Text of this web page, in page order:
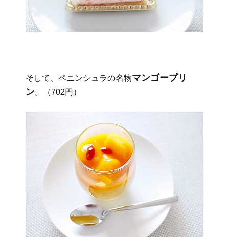
そして、ペニンシュラの名物マンゴープリ
ン。（702円）